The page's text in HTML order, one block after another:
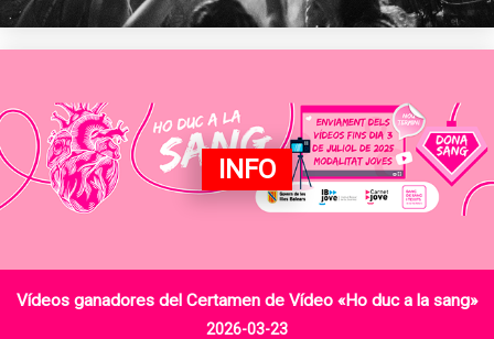
Vídeos ganadores del Certamen de Vídeo «Ho duc a la sang»
2026-03-23
INFO